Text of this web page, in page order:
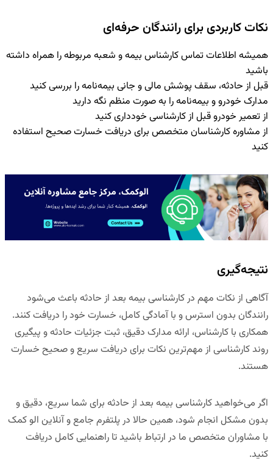
نکات کاربردی برای رانندگان حرفه‌ای
همیشه اطلاعات تماس کارشناس بیمه و شعبه مربوطه را همراه داشته
باشید
قبل از حادثه، سقف پوشش مالی و جانی بیمه‌نامه را بررسی کنید
مدارک خودرو و بیمه‌نامه را به صورت منظم نگه دارید
از تعمیر خودرو قبل از کارشناسی خودداری کنید
از مشاوره کارشناسان متخصص برای دریافت خسارت صحیح استفاده
کنید
نتیجه‌گیری
آگاهی از نکات مهم در کارشناسی بیمه بعد از حادثه باعث می‌شود
رانندگان بدون استرس و با آمادگی کامل، خسارت خود را دریافت کنند.
همکاری با کارشناس، ارائه مدارک دقیق، ثبت جزئیات حادثه و پیگیری
روند کارشناسی از مهم‌ترین نکات برای دریافت سریع و صحیح خسارت
هستند.
اگر می‌خواهید کارشناسی بیمه بعد از حادثه برای شما سریع، دقیق و
بدون مشکل انجام شود، همین حالا درپلتفرم جامع و آنلاین الو کمک
با مشاوران متخصص ما در ارتباط باشید تا راهنمایی کامل دریافت
کنید.